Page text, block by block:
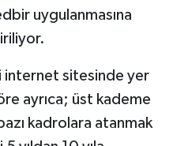
uygulanmasına
internet sitesinde yer
ayrıca; üst kademe
kadrolara atanmak